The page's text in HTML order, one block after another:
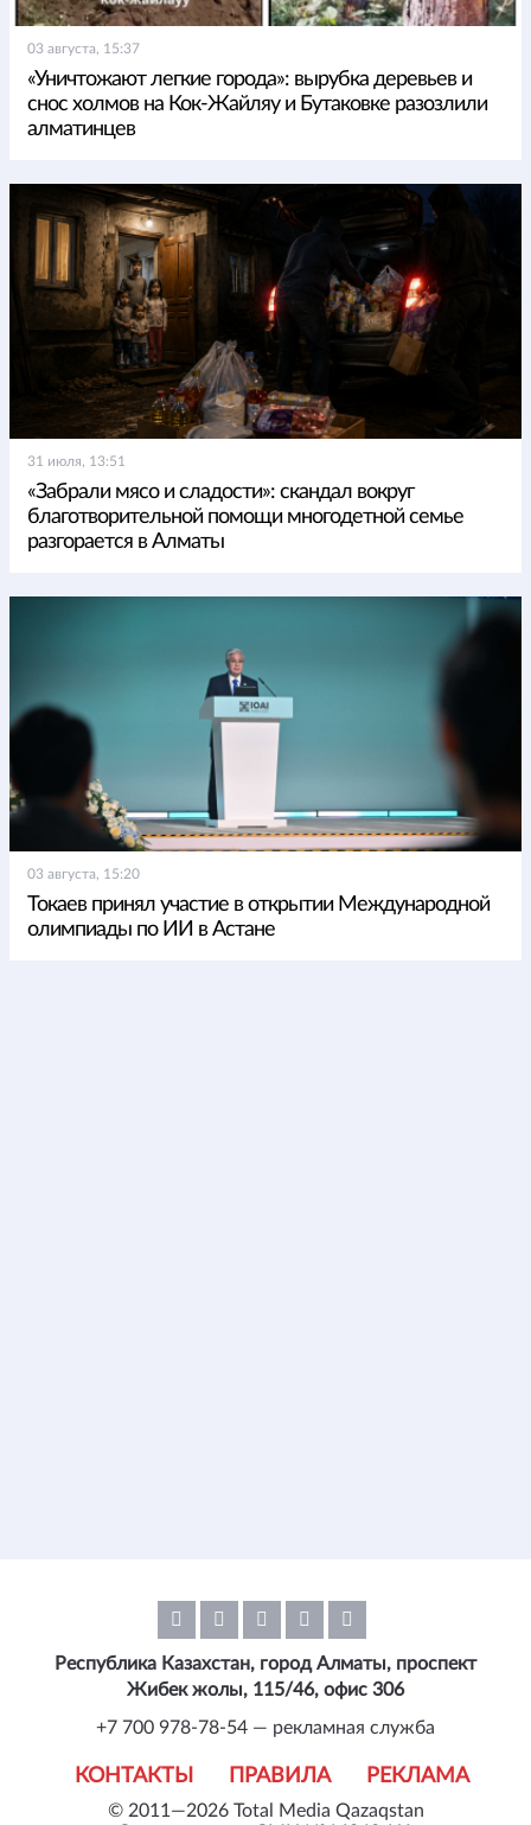
03 августа, 15:37
«Уничтожают легкие города»: вырубка деревьев и
снос холмов на Кок-Жайляу и Бутаковке разозлили
алматинцев
31 июля, 13:51
«Забрали мясо и сладости»: скандал вокруг
благотворительной помощи многодетной семье
разгорается в Алматы
03 августа, 15:20
Токаев принял участие в открытии Международной
олимпиады по ИИ в Астане
© 2011—2026 Total Media Qazaqstan
КОНТАКТЫ ПРАВИЛА РЕКЛАМА
Республика Казахстан, город Алматы, проспект
Жибек жолы, 115/46, офис 306
+7 700 978-78-54 — рекламная служба